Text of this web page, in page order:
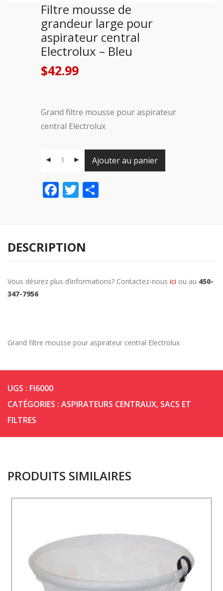
Filtre mousse de
grandeur large pour
aspirateur central
Electrolux – Bleu
$42.99
Grand filtre mousse pour aspirateur
central Electrolux
Ajouter au panier
Facebook
Twitter
Share
DESCRIPTION
Vous désirez plus d’informations? Contactez-nous ici ou au 450-
347-7956
Grand filtre mousse pour aspirateur central Electrolux
UGS : FI6000
CATÉGORIES : ASPIRATEURS CENTRAUX, SACS ET
FILTRES
PRODUITS SIMILAIRES